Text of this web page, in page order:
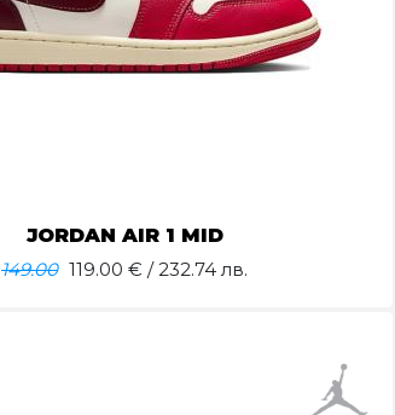
JORDAN AIR 1 MID
149.00 119.00 € / 232.74 лв.